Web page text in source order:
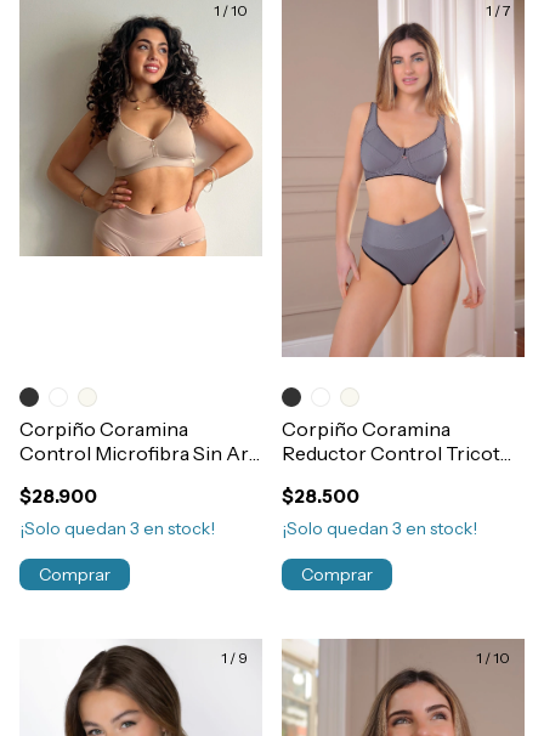
1 /10
Corpiño Coramina
Control Microfibra Sin Aro
$28.900
¡Solo quedan 3 en stock!
Comprar
1 /7
Corpiño Coramina
Reductor Control Tricot
$28.500
¡Solo quedan 3 en stock!
Comprar
1 / 9 1 /10